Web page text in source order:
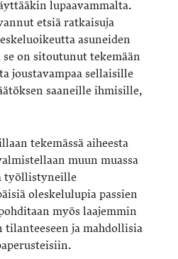
lupaavammalta.
etsiä ratkaisuja
asuneiden
on sitoutunut tekemään
joustavampaa sellaisille
saaneille ihmisille,
tekemässä aiheesta
muun muassa
työllistyneille
oleskelulupia passien
myös laajemmin
ja mahdollisia